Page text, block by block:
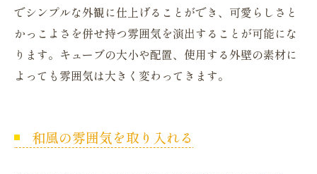
でシンプルな外観に仕上げることができ、可愛らしさと
かっこよさを併せ持つ雰囲気を演出することが可能にな
ります。キューブの大小や配置、使用する外壁の素材に
よっても雰囲気は大きく変わってきます。
和風の雰囲気を取り入れる